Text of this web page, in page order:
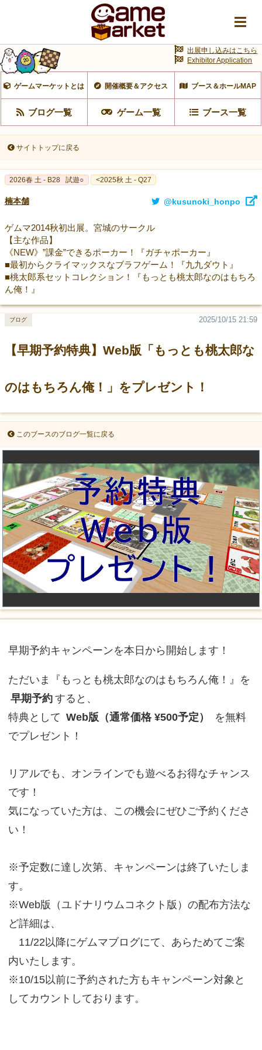
ゲームマーケットとは 開催概要＆アクセス ブース＆ホールMAP
ブログ一覧 ゲーム一覧 ブース一覧
出展申し込みはこちら
Exhibitor Application
サイトトップに戻る
2026春 土 - B28 試遊○ <2025秋 土 - Q27
楠本舗 @kusunoki_honpo
ゲムマ2014秋初出展。宮城のサークル
【主な作品】
《NEW》”課金”できるポーカー！『ガチャポーカー』
■最初からクライマックスなブラフゲーム！『九九ダウト』
■桃太郎系セットコレクション！『もっとも桃太郎なのはもちろ
ん俺！』
【早期予約特典】Web版「もっとも桃太郎な
のはもちろん俺！」をプレゼント！
2025/10/15 21:59
ブログ
このブースのブログ一覧に戻る
早期予約キャンペーンを本日から開始します！
ただいま『もっとも桃太郎なのはもちろん俺！』を
早期予約 すると、
特典として Web版（通常価格 ¥500予定）
を無料
でプレゼント！
リアルでも、オンラインでも遊べるお得なチャンス
です！
気になっていた方は、この機会にぜひご予約くださ
い！
※予定数に達し次第、キャンペーンは終了いたしま
す。
※Web版（ユドナリウムコネクト版）の配布方法な
ど詳細は、
11/22以降にゲムマブログにて、あらためてご案
内いたします。
※10/15以前に予約された方もキャンペーン対象と
してカウントしております。